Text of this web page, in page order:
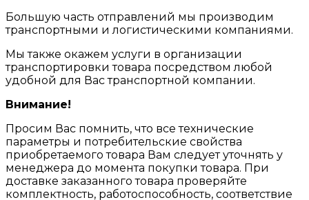
Большую часть отправлений мы производим
транспортными и логистическими компаниями.
Мы также окажем услуги в организации
транспортировки товара посредством любой
удобной для Вас транспортной компании.
Внимание!
Просим Вас помнить, что все технические
параметры и потребительские свойства
приобретаемого товара Вам следует уточнять у
менеджера до момента покупки товара. При
доставке заказанного товара проверяйте
комплектность, работоспособность, соответствие